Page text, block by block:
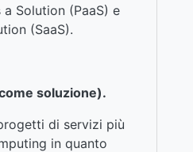
Solution (PaaS) e
(SaaS).
soluzione).
di servizi più
in quanto